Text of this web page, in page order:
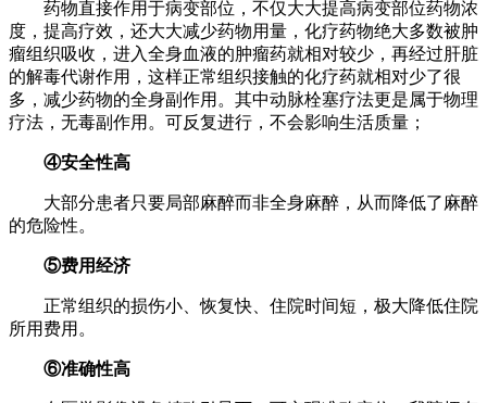
药物直接作用于病变部位，不仅大大提高病变部位药物浓
度，提高疗效，还大大减少药物用量，化疗药物绝大多数被肿
瘤组织吸收，进入全身血液的肿瘤药就相对较少，再经过肝脏
的解毒代谢作用，这样正常组织接触的化疗药就相对少了很
多，减少药物的全身副作用。其中动脉栓塞疗法更是属于物理
疗法，无毒副作用。可反复进行，不会影响生活质量；
④安全性高
大部分患者只要局部麻醉而非全身麻醉，从而降低了麻醉
的危险性。
⑤费用经济
正常组织的损伤小、恢复快、住院时间短，极大降低住院
所用费用。
⑥准确性高